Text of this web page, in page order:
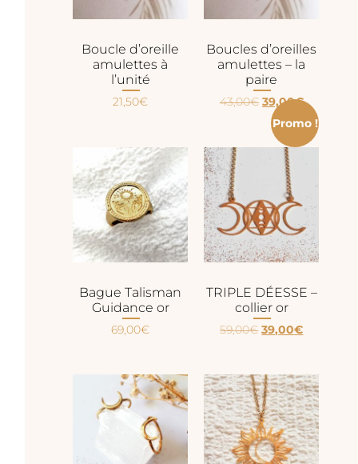
Boucle d’oreille
amulettes à
l’unité
21,50€
Boucles d’oreilles
amulettes – la
paire
43,00€ 39,00€
Bague Talisman
Guidance or
69,00€
Promo !
TRIPLE DÉESSE –
collier or
59,00€ 39,00€